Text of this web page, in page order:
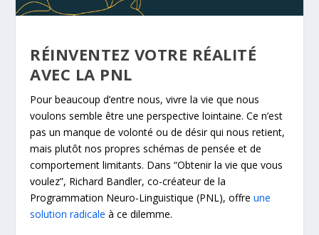
RÉINVENTEZ VOTRE RÉALITÉ
AVEC LA PNL
Pour beaucoup d’entre nous, vivre la vie que nous
voulons semble être une perspective lointaine. Ce n’est
pas un manque de volonté ou de désir qui nous retient,
mais plutôt nos propres schémas de pensée et de
comportement limitants. Dans “Obtenir la vie que vous
voulez”, Richard Bandler, co-créateur de la
Programmation Neuro-Linguistique (PNL), offreune
solution radicale à ce dilemme.